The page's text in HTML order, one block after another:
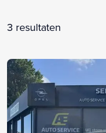
3 resultaten